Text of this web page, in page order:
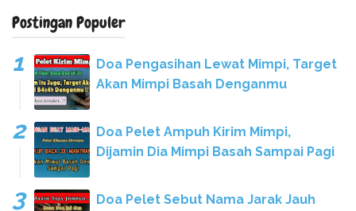
Postingan Populer
Doa Pengasihan Lewat Mimpi, Target
Akan Mimpi Basah Denganmu
Doa Pelet Ampuh Kirim Mimpi,
Dijamin Dia Mimpi Basah Sampai Pagi
Doa Pelet Sebut Nama Jarak Jauh